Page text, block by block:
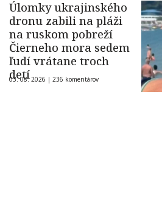
Úlomky ukrajinského
dronu zabili na pláži
na ruskom pobreží
Čierneho mora sedem
ľudí vrátane troch
detí
03. 08. 2026 | 236 komentárov